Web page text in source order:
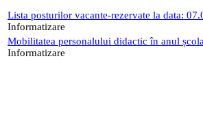
Lista posturilor vacante-rezervate la data:
Informatizare
Mobilitatea personalului didactic în anul
Informatizare